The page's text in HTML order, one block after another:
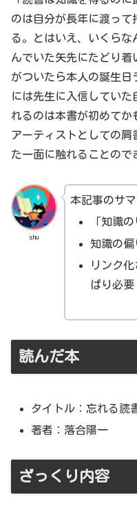
のは自分が長年に渡って
る。とはいえ、いくらな
んでいた矢先にたどり
がついたら本人の誕生日
には先生に入信してい
れるのは本書が初めてか
アーティストとしての肩
た一面に触れることので
shu
本記事のサマ
「知識
知識の偏
リンク
ぱり必要
読んだ本
タイトル：忘れる読
著者：落合陽一
ざっくり内容